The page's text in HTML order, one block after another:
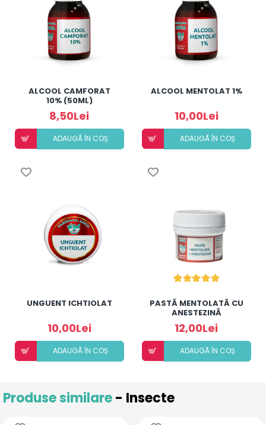
ALCOOL CAMFORAT
10% (50ML)
8,50Lei
ADAUGÃ ÎN COȘ
ALCOOL MENTOLAT 1%
10,00Lei
ADAUGÃ ÎN COȘ
UNGUENT ICHTIOLAT
10,00Lei
ADAUGÃ ÎN COȘ
PASTĂ MENTOLATĂ CU
ANESTEZINĂ
12,00Lei
ADAUGÃ ÎN COȘ
Produse similare- Insecte